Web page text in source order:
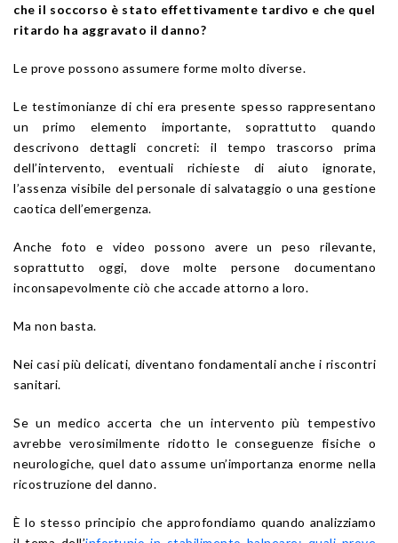
che il soccorso è stato effettivamente tardivo e che quel
ritardo ha aggravato il danno?
Le prove possono assumere forme molto diverse.
Le testimonianze di chi era presente spesso rappresentano
un primo elemento importante, soprattutto quando
descrivono dettagli concreti: il tempo trascorso prima
dell’intervento, eventuali richieste di aiuto ignorate,
l’assenza visibile del personale di salvataggio o una gestione
caotica dell’emergenza.
Anche foto e video possono avere un peso rilevante,
soprattutto oggi, dove molte persone documentano
inconsapevolmente ciò che accade attorno a loro.
Ma non basta.
Nei casi più delicati, diventano fondamentali anche i riscontri
sanitari.
Se un medico accerta che un intervento più tempestivo
avrebbe verosimilmente ridotto le conseguenze fisiche o
neurologiche, quel dato assume un’importanza enorme nella
ricostruzione del danno.
È lo stesso principio che approfondiamo quando analizziamo